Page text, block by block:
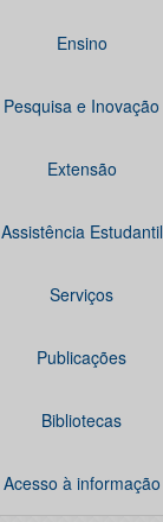
Ensino
Pesquisa e Inovação
Extensão
Assistência Estudantil
Serviços
Publicações
Bibliotecas
Acesso à informação